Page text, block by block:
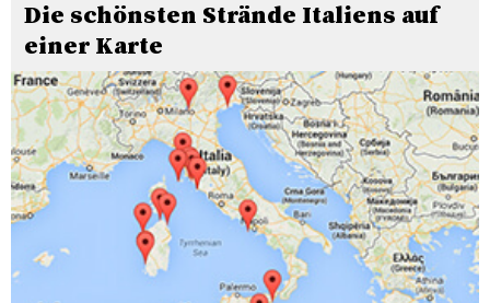
Die schönsten Strände Italiens auf
einer Karte